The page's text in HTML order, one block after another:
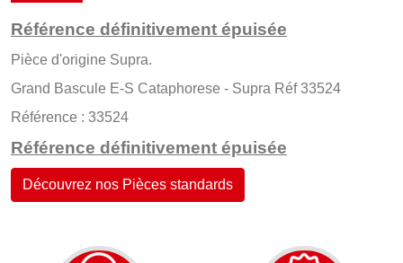
Référence définitivement épuisée
Pièce d'origine Supra.
Grand Bascule E-S Cataphorese - Supra Réf 33524
Référence : 33524
Référence définitivement épuisée
Découvrez nos Pièces standards